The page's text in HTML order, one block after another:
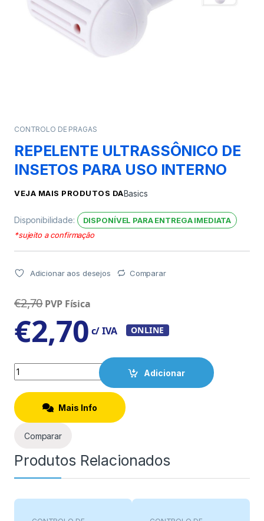
CONTROLO DE PRAGAS
REPELENTE ULTRASSÔNICO DE
INSETOS PARA USO INTERNO
VEJA MAIS PRODUTOS DABasics
Disponibilidade:
DISPONÍVEL PARA ENTREGA IMEDIATA
*sujeito a confirmação
Adicionar aos desejos Comparar
€2,70 PVP Física
€2,70 c/ IVA ONLINE
Quantity
Adicionar
Mais Info
Comparar
Produtos Relacionados